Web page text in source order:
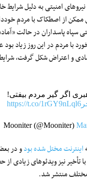
امنیتی به دلیل
ممکن از اصطکاک با مردم
سپاه پاسداران در حالت
با مردم در این روز زیاد
و اعتراض شکل گرفت، شرایط
اگر گیر مردم بیفتی!
https://t.co/1rGY9nLql6
اینترنت مختل شده بودو در
تأخیر نیز ویدئوهای زیادی
منتشر شد.